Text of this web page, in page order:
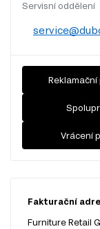
Servisní oddělení
Reklamační
Vrácení
Fakturační
Furniture Retail